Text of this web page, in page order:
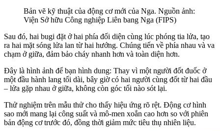
Bản vẽ kỹ thuật của động cơ mới của Nga. Nguồn ảnh:
Viện Sở hữu Công nghiệp Liên bang Nga (FIPS)
Sau đó, hai bugi đặt ở hai phía đối diện cùng lúc phóng tia lửa, tạo
ra hai mặt sóng lửa lan từ hai hướng. Chúng tiến về phía nhau và va
chạm ở giữa, đảm bảo cháy nhanh hơn và toàn diện hơn.
Đây là hình ảnh để bạn hình dung: Thay vì một người đốt đuốc ở
một đầu hành lang tối dài, bây giờ có hai người cùng đốt từ hai đầu
– lửa gặp nhau ở giữa, không còn góc tối nào sót lại.
Thử nghiệm trên mẫu thử cho thấy hiệu ứng rõ rệt. Động cơ hình
sao mới mang lại công suất và mô-men xoắn cao hơn so với phiên
bản động cơ trước đó, đồng thời giảm mức tiêu thụ nhiên liệu.